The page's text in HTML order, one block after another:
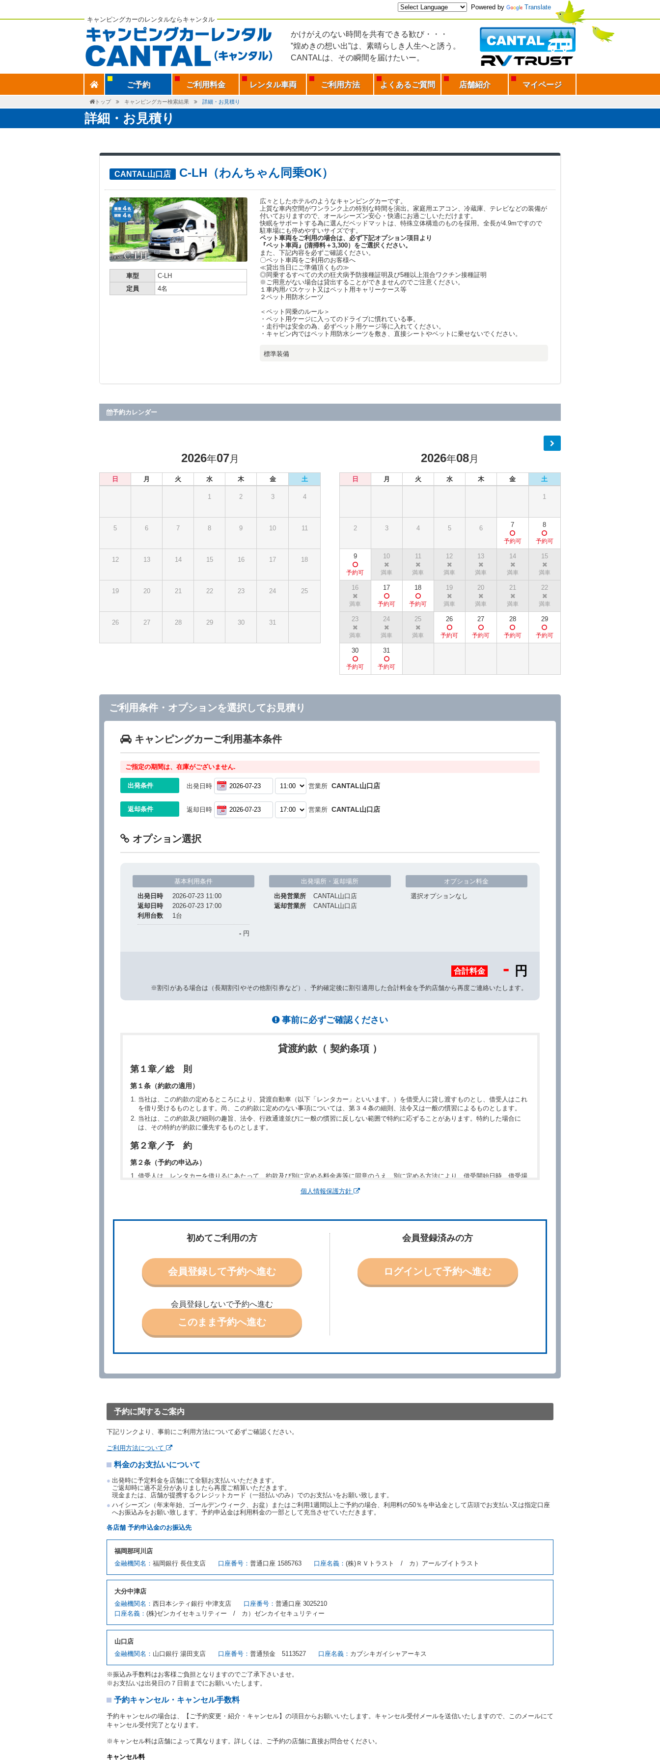
キャンピングカーのレンタルならキャンタル
かけがえのない時間を共有できる歓び・・・
”煌めきの想い出”は、素晴らしき人生へと誘う。
CANTALは、その瞬間を届けたいー。
Powered by Translate
ご予約 ご利用料金 レンタル車両 ご利用方法 よくあるご質問 店舗紹介 マイページ
トップ キャンピングカー検索結果 詳細・お見積り
詳細・お見積り
CANTAL山口店 C-LH（わんちゃん同乗OK）
車型
C-LH
定員
4名
広々としたホテルのようなキャンピングカーです。
上質な車内空間がワンランク上の特別な時間を演出。家庭用エアコン、冷蔵庫、テレビなどの装備が
付いておりますので、オールシーズン安心・快適にお過ごしいただけます。
快眠をサポートする為に選んだベッドマットは、特殊立体構造のものを採用。全長が4.9mですので
駐車場にも停めやすいサイズです。
ペット車両をご利用の場合は、必ず下記オプション項目より
『ペット車両』(清掃料＋3,300）をご選択ください。
また、下記内容を必ずご確認ください。
〇ペット車両をご利用のお客様へ
≪貸出当日にご準備頂くもの≫
◎同乗するすべての犬の狂犬病予防接種証明及び5種以上混合ワクチン接種証明
※ご用意がない場合は貸出することができませんのでご注意ください。
１車内用バスケット又はペット用キャリーケース等
２ペット用防水シーツ
＜ペット同乗のルール＞
・ペット用ケージに入ってのドライブに慣れている事。
・走行中は安全の為、必ずペット用ケージ等に入れてください。
・キャビン内ではペット用防水シーツを敷き、直接シートやベットに乗せないでください。
標準装備
予約カレンダー
2026年07月
日 月 火 水 木 金 土
1 2 3 4
5 6 7 8 9 10 11
12 13 14 15 16 17 18
19 20 21 22 23 24 25
26 27 28 29 30 31
2026年08月
日 月 火 水 木 金 土
1
2 3 4 5 6 7 8
9 10 11 12 13 14 15
16 17 18 19 20 21 22
23 24 25 26 27 28 29
30 31
ご利用条件・オプションを選択してお見積り
キャンピングカーご利用基本条件
ご指定の期間は、在庫がございません.
出発条件 出発日時 営業所 CANTAL山口店
返却条件 返却日時 営業所 CANTAL山口店
オプション選択
基本利用条件
出発日時
2026-07-23 11:00
返却日時
2026-07-23 17:00
利用台数
1 台
- 円
出発場所・返却場所
出発営業所
CANTAL山口店
返却営業所
CANTAL山口店
オプション料金
選択オプションなし
合計料金 - 円
※割引がある場合は（長期割引やその他割引券など）、予約確定後に割引適用した合計料金を予約店舗から再度ご連絡いたします。
事前に必ずご確認ください
貸渡約款（ 契約条項 ）
第１章／総 則
第１条（約款の適用）
当社は、この約款の定めるところにより、貸渡自動車（以下「レンタカー」といいます。）を借受人に貸し渡すものとし、借受人はこれ
を借り受けるものとします。尚、この約款に定めのない事項については、第３４条の細則、法令又は一般の慣習によるものとします。
当社は、この約款及び細則の趣旨、法令、行政通達並びに一般の慣習に反しない範囲で特約に応ずることがあります。特約した場合に
は、その特約が約款に優先するものとします。
第２章／予 約
第２条（予約の申込み）
借受人は、レンタカーを借りるにあたって、約款及び別に定める料金表等に同意のうえ、別に定める方法により、借受開始日時、借受場
予約の申込みを行うことができます。なお、当社は、電話連絡並びに電子メールによる予約に応じますが、予約内容と実際に相違があっ
場合、借受人は、当社が特に認める場合を除き、別に定める予約申込金を支払うものとします。
第３条（予約の変更）
借受人は、前条第１項の借受条件を変更しようとするときは、あらかじめ当社の承諾を受けなければならないものとします。
第４条（予約の取消し等）
借受人は、別に定める方法により予約を取り消すことができます。
借受人が、借受人の都合により予約した借受開始時刻を１時間以上経過してもレンタカー貸渡契約（以下「貸渡契約」といいます。）締
結手続きに着手しなかったときは、予約が取り消されたものとします。
前２項の場合、借受人は、別に定めるところにより予約取消手数料を当社に支払うものとし、当社は、この予約取消手数料の支払いがあ
ったときは、受領済の予約申込金を借受人に返還するものとします。
当社の都合により、予約が取り消されたとき、又は貸渡契約が締結されなかったときは、当社は受領済の予約申込金を返還するものとし
ます。
きは、予約は取り消されたものとします。この場合、当社は受領済の予約申込金を返還するものとします。
当社は、借受人から予約のあった車種クラスのレンタカーを貸し渡すことができないときは、予約と異なる車種クラスのレンタカー（以
渡すものとします。なお、代替レンタカーの貸渡料金が予約された車種クラスの貸渡料金より高くなるときは、予約した車種クラスの貸
渡料金によるものとし、予約された車種クラスの貸渡料金より低くなるときは、当該代替レンタカーの車種クラスの貸渡料金によるもの
借受人は、第１項の代替レンタカーの貸渡しの申入れを拒絶し、予約を取り消すことができるものとします。
前項の場合、第１項の貸渡しをすることができない原因が、当社の責に帰する事由によるときには第４条第４項の予約の取消しとして取
第３項の場合、第１項の貸渡しをすることができない原因が、当社の責に帰さない事由による時には第４条第５項の予約の取消しとして
第６条（免責）
当社及び借受人は、予約が取り消され、又は貸渡契約が締結されなかったことについて、第４条及び第５条に定める場合を除き、相互に
何らの請求をしないものとします。
第３章／貸 渡 し
ます。ただし、貸し渡すことができるレンタカーがない場合又は借受人若しくは運転者が第８条第１項若しくは第２項各号のいずれかに
該当する場合を除きます。
運転者は、貸渡契約の締結にあたり、約款及び細則で運転者の義務と定められた事項を遵守するものとします。
当社は、監督官庁の基本通達（注１）に基づき、貸渡簿(貸渡原票)及び第１３条第１項に規定する貸渡証に運転者の氏名、住所、運転免
許の種類及び運転免許証（注２）の番号を記載し、又は運転者の運転免許証の写しを添付するため、貸渡契約の締結にあたり、借受人に
対し、借受人の指定する運転者（以下「運転者」といいます。）の運転免許証の提示を求めるほか、その写しの提出を求めることがあり
ます。この場合、借受人は、自己が運転者であるときは自己の運転免許証を提示し、借受人と運転者が異なるときはその運転者の運転免
注１）監督官庁の基本通達とは、国土交通省自動車交通局長通達「レンタカーに関する基本通達」（自旅第138号 平成7年6月13日）の
２．(10)及び(11)のことをいいます。
転免許証をいいます。
当社は、貸渡契約の締結にあたり、借受人及び運転者に対し、運転免許証のほかに本人確認ができる書類の提示を求め、及び提出された
書類の写しをとることがあります。
当社は、貸渡契約の締結にあたり、借受期間中に借受人及び運転者と連絡するための携帯電話番号等の告知を求めます。
当社は、貸渡契約の締結にあたり、借受人に対し、クレジットカード若しくは現金による支払いを求め、又はその他の支払方法を指定す
ることがあります。
当社は、借受人又は運転者が前3項に従わない場合は、貸渡契約の締結を拒絶するとともに、予約を取消すことができるものとします。
なお、この場合の予約申込金等の扱いについては、第4条第5項を適用するものとします。
個人情報保護方針
初めてご利用の方
会員登録して予約へ進む
会員登録しないで予約へ進む
このまま予約へ進む
会員登録済みの方
ログインして予約へ進む
予約に関するご案内
下記リンクより、事前にご利用方法について必ずご確認ください。
ご利用方法について
料金のお支払いについて
出発時に予定料金を店舗にて全額お支払いいただきます。
ご返却時に過不足分がありましたら再度ご精算いただきます。
現金または、店舗が提携するクレジットカード（一括払いのみ）でのお支払いをお願い致します。
ハイシーズン（年末年始、ゴールデンウィーク、お盆）またはご利用1週間以上ご予約の場合、利用料の50％を申込金として店頭でお支払い又は指定口座
へお振込みをお願い致します。予約申込金は利用料金の一部として充当させていただきます。
各店舗 予約申込金のお振込先
福岡那珂川店
金融機関名： 福岡銀行 長住支店 口座番号： 普通口座 1585763 口座名義： (株)ＲＶトラスト / カ）アールブイトラスト
大分中津店
金融機関名： 西日本シティ銀行 中津支店 口座番号： 普通口座 3025210
口座名義： (株)ゼンカイセキュリティー / カ）ゼンカイセキュリティー
山口店
金融機関名： 山口銀行 湯田支店 口座番号： 普通預金 5113527 口座名義： カブシキガイシャアーキス
※振込み手数料はお客様ご負担となりますのでご了承下さいませ。
※お支払いは出発日の７日前までにお願いいたします。
予約キャンセル・キャンセル手数料
予約キャンセルの場合は、【ご予約変更・紹介・キャンセル】の項目からお願いいたします。キャンセル受付メールを送信いたしますので、このメールにて
キャンセル受付完了となります。
※キャンセル料は店舗によって異なります。詳しくは、ご予約の店舗に直接お問合せください。
キャンセル料